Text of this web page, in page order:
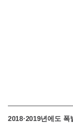
2018·2019년에도